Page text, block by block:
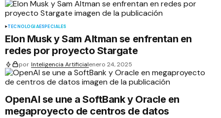
TECNOLOGÍAESPECIALES
Elon Musk y Sam Altman se enfrentan en
redes por proyecto Stargate
por Inteligencia Artificialenero 24, 2025
OpenAI se une a SoftBank y Oracle en
megaproyecto de centros de datos